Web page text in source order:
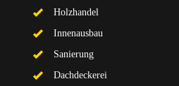
Holzhandel
Innenausbau
Sanierung
Dachdeckerei